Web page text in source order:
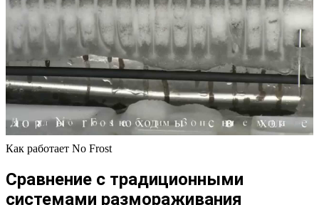
Как работает No Frost
Сравнение с традиционными
системами размораживания